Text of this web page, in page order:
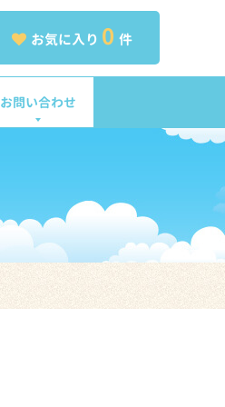
お気に入り 0 件
お問い合わせ